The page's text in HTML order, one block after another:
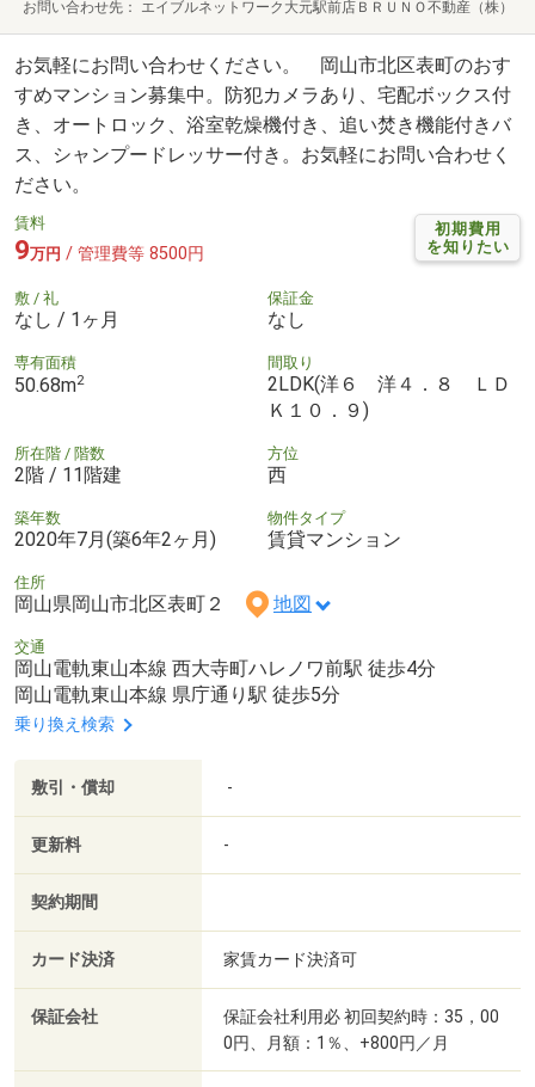
お問い合わせ先 エイブルネットワーク大元駅前店ＢＲＵＮＯ不動産（株）
お気軽にお問い合わせください。 岡山市北区表町のおす
すめマンション募集中。防犯カメラあり、宅配ボックス付
き、オートロック、浴室乾燥機付き、追い焚き機能付きバ
ス、シャンプードレッサー付き。お気軽にお問い合わせく
ださい。
初期費用
を知りたい
賃料
9万円 / 管理費等 8500円
敷 / 礼
なし / 1ヶ月
保証金
なし
専有面積
50.68m2
間取り
2LDK(洋６ 洋４．８ ＬＤ
Ｋ１０．９)
所在階 / 階数
2階 / 11階建
方位
西
築年数
2020年7月(築6年2ヶ月)
物件タイプ
賃貸マンション
住所
岡山県岡山市北区表町２ 地図
交通
岡山電軌東山本線 西大寺町ハレノワ前駅 徒歩4分
岡山電軌東山本線 県庁通り駅 徒歩5分
乗り換え検索
敷引・償却 -
更新料 -
契約期間
カード決済 家賃カード決済可
保証会社
保証会社利用必 初回契約時：35，00
0円、月額：1％、+800円／月